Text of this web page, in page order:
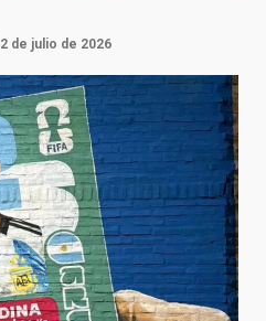
2 de julio de 2026